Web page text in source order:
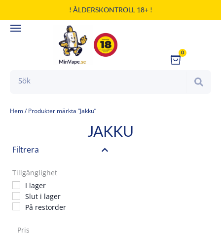
till
innehåll
! ÅLDERSKONTROLL 18+ !
0
Cart
Hem/ Produkter märkta ”Jakku”
JAKKU
Filtrera
Tillgänglighet
I lager
Slut i lager
På restorder
Pris